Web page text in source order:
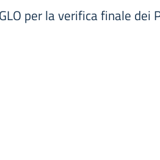
per la verifica finale dei